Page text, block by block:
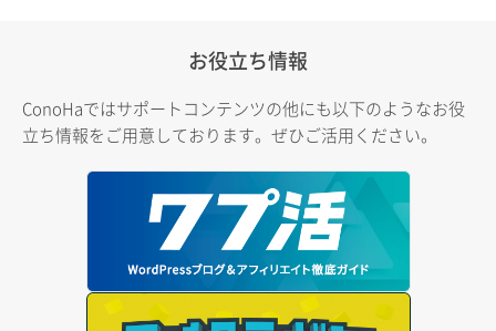
お役立ち情報
ConoHaではサポートコンテンツの他にも以下のようなお役
立ち情報をご用意しております。ぜひご活用ください。